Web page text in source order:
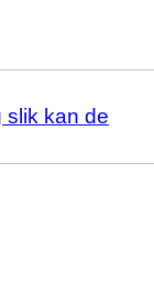
slik kan de